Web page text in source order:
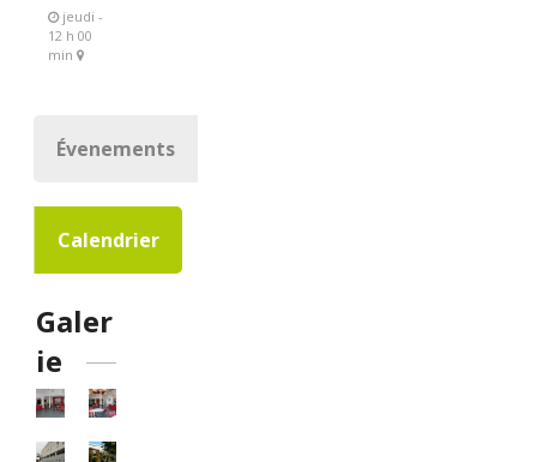
jeudi -
12 h 00
min
Évenements
Calendrier
Galer
ie